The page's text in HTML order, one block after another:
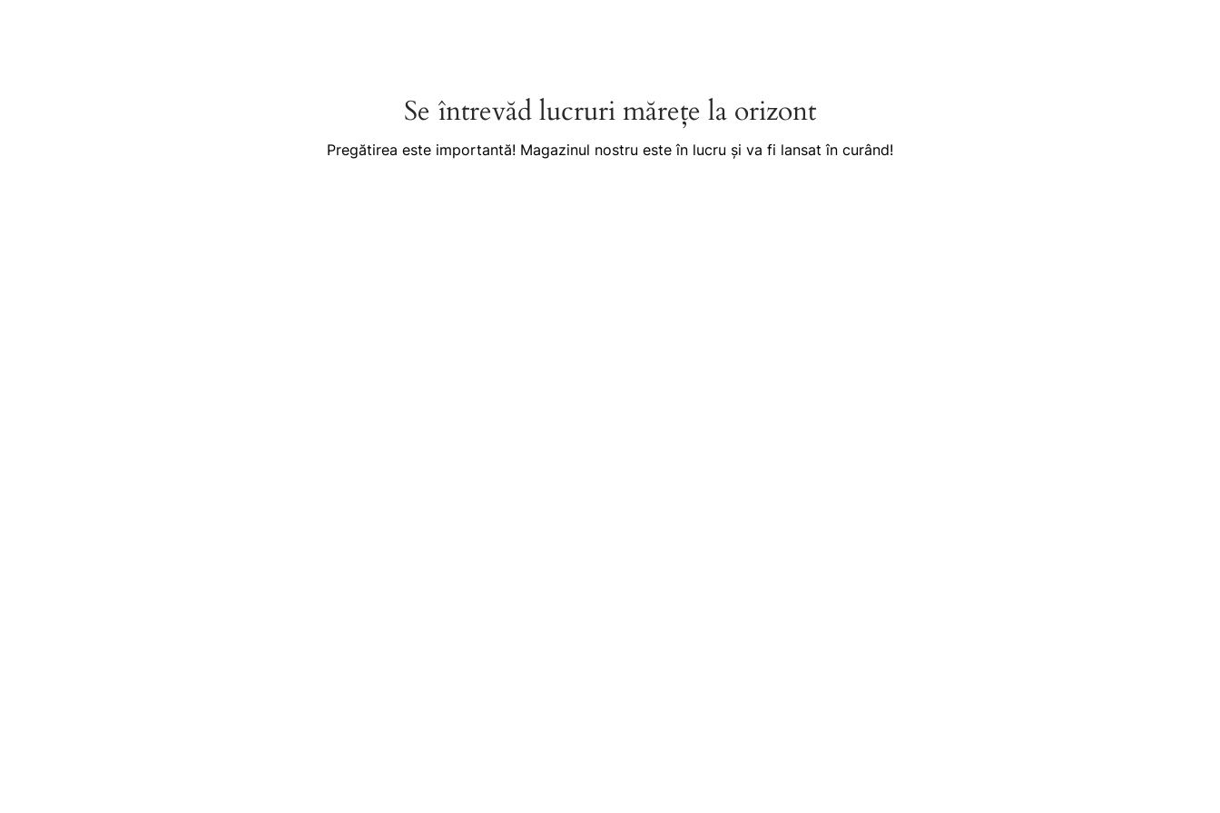
Se întrevăd lucruri mărețe la orizont
Pregătirea este importantă! Magazinul nostru este în lucru și va fi lansat în curând!